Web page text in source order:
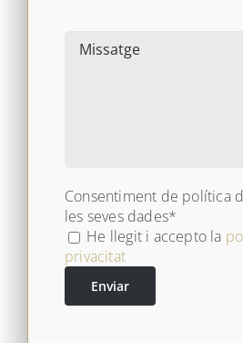
Consentiment de política
les seves dades*
He llegit i accepto la
privacitat